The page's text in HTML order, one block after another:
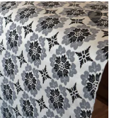
favorite